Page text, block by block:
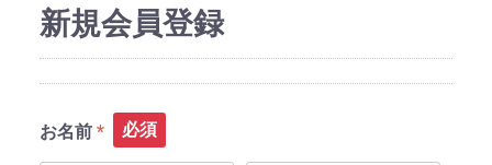
新規会員登録
お名前 必須